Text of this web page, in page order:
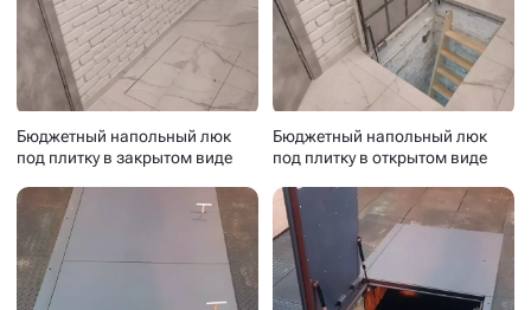
Бюджетный напольный люк
под плитку в закрытом виде
Бюджетный напольный люк
под плитку в открытом виде